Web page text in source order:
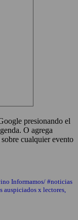
presionando el
O agrega
cualquier evento
Informamos/ #noticias
auspiciados x lectores,